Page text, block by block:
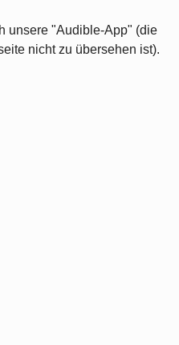
unsere "Audible-App" (die
nicht zu übersehen ist).